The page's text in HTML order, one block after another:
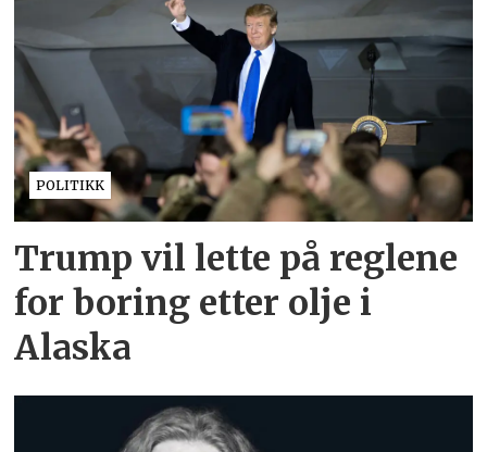
POLITIKK
Trump vil lette på reglene
for boring etter olje i
Alaska